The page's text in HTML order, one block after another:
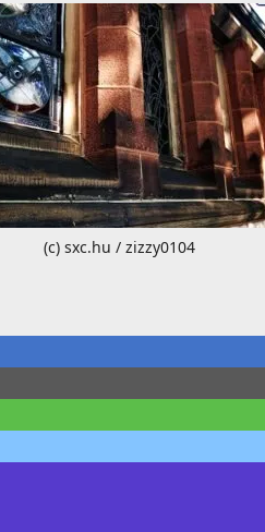
(c) sxc.hu / zizzy0104